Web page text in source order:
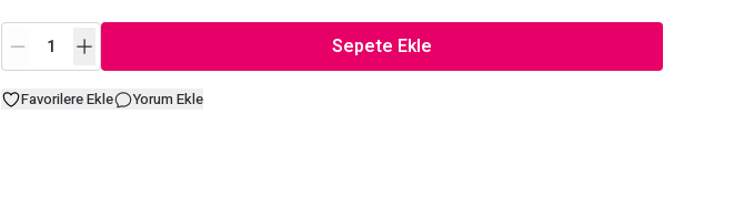
Sepete Ekle
Favorilere Ekle Yorum Ekle